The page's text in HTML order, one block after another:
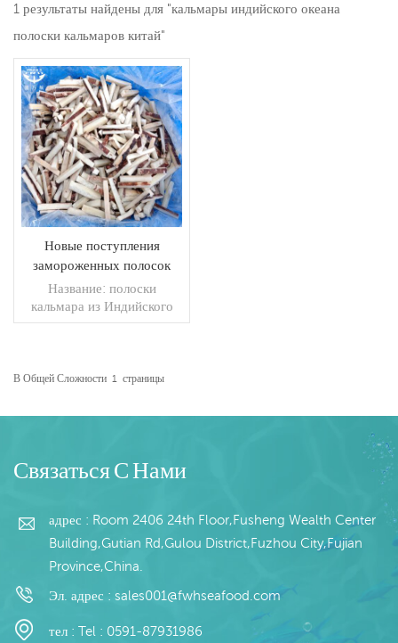
1 результаты найдены для "кальмары индийского океана
полоски кальмаров китай"
Новые поступления
замороженных полосок
кальмара из Индийского
океана
Название: полоски
кальмара из Индийского
океана спецификация:
остекление: IQF 40% (по
упаковка: 1 кг/мешок, 10
модели продаж: опт/
футовый контейнер оплата:
TT / Подтвержденный
безотзывный аккредитив
по предъявлении доставка:
в течение 20 дней после
происхождение: Китай
В Общей Сложности 1 Страницы
Связаться С Нами
адрес : Room 2406 24th Floor,Fusheng Wealth Center
Building,Gutian Rd,Gulou District,Fuzhou City,Fujian
Province,China.
Эл. адрес : sales001@fwhseafood.com
тел : Tel : 0591-87931986